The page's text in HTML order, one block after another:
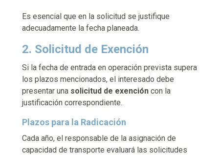
Es esencial que en la solicitud se justifique
adecuadamente la fecha planeada.
2. Solicitud de Exención
Si la fecha de entrada en operación prevista supera
los plazos mencionados, el interesado debe
presentar una solicitud de exencióncon la
justificación correspondiente.
Plazos para la Radicación
Cada año, el responsable de la asignación de
capacidad de transporte evaluará las solicitudes